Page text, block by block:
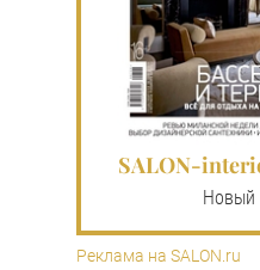
SALON-
Новый
Реклама на SALON.ru